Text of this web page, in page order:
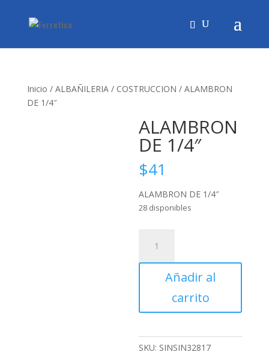
Inicio / ALBAÑILERIA/ COSTRUCCION / ALAMBRON
DE 1/4″
ALAMBRON
DE 1/4″
$41
ALAMBRON DE 1/4″
28 disponibles
1/4"
cantidadAñadir al
carrito
SKU: SINSIN32817